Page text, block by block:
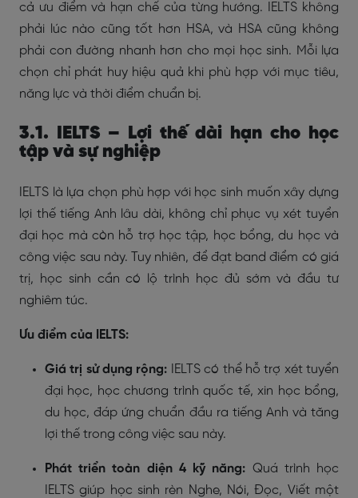
cả ưu điểm và hạn chế của từng hướng. IELTS không
phải lúc nào cũng tốt hơn HSA, và HSA cũng không
phải con đường nhanh hơn cho mọi học sinh. Mỗi lựa
chọn chỉ phát huy hiệu quả khi phù hợp với mục tiêu,
năng lực và thời điểm chuẩn bị.
3.1. IELTS – Lợi thế dài hạn cho học
tập và sự nghiệp
IELTS là lựa chọn phù hợp với học sinh muốn xây dựng
lợi thế tiếng Anh lâu dài, không chỉ phục vụ xét tuyển
đại học mà còn hỗ trợ học tập, học bổng, du học và
công việc sau này. Tuy nhiên, để đạt band điểm có giá
trị, học sinh cần có lộ trình học đủ sớm và đầu tư
nghiêm túc.
Ưu điểm của IELTS:
Giá trị sử dụng rộng: IELTS có thể hỗ trợ xét tuyển
đại học, học chương trình quốc tế, xin học bổng,
du học, đáp ứng chuẩn đầu ra tiếng Anh và tăng
lợi thế trong công việc sau này.
Phát triển toàn diện 4 kỹ năng: Quá trình học
IELTS giúp học sinh rèn Nghe, Nói, Đọc, Viết một